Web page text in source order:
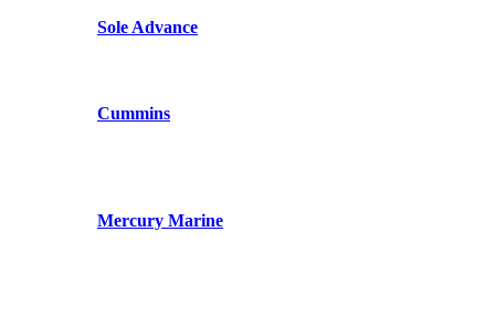
Sole Advance
Cummins
Mercury Marine